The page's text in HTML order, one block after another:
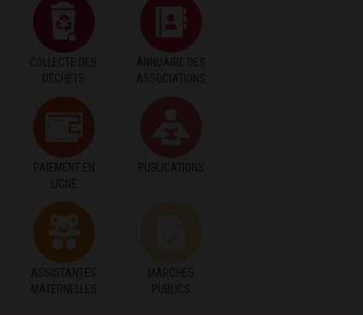
COLLECTE DES
DÉCHETS
ANNUAIRE DES
ASSOCIATIONS
PAIEMENT EN
LIGNE
PUBLICATIONS
ASSISTANTES
MATERNELLES
MARCHÉS
PUBLICS